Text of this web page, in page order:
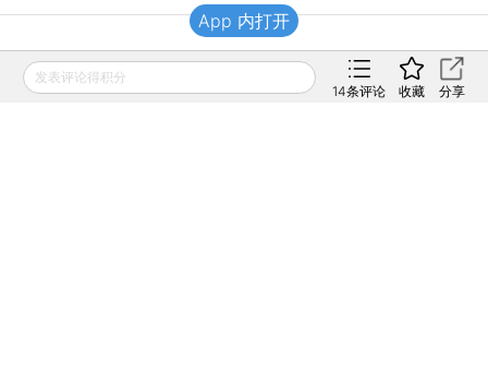
财新移动
发表评论得积分
14条评论 收藏 分享
App 内打开